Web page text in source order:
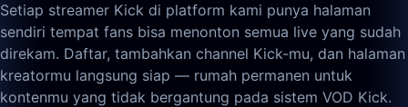
Setiap streamer Kick di platform kami punya halaman
sendiri tempat fans bisa menonton semua live yang sudah
direkam. Daftar, tambahkan channel Kick-mu, dan halaman
kreatormu langsung siap — rumah permanen untuk
kontenmu yang tidak bergantung pada sistem VOD Kick.